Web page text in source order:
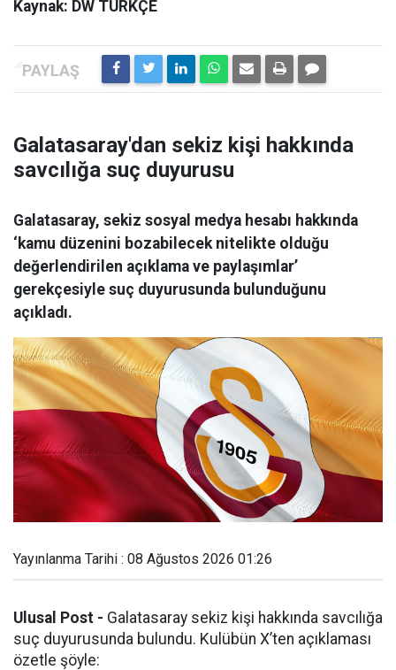
Kaynak: DW TÜRKÇE
Galatasaray'dan sekiz kişi hakkında
savcılığa suç duyurusu
Galatasaray, sekiz sosyal medya hesabı hakkında
‘kamu düzenini bozabilecek nitelikte olduğu
değerlendirilen açıklama ve paylaşımlar’
gerekçesiyle suç duyurusunda bulunduğunu
açıkladı.
Yayınlanma Tarihi : 08 Ağustos 2026 01:26
Ulusal Post - Galatasaray sekiz kişi hakkında savcılığa
suç duyurusunda bulundu. Kulübün X’ten açıklaması
özetle şöyle: